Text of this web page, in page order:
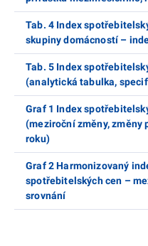
Tab. 4 Index
skupiny domácností –
Tab. 5 Index
(analytická tabulka,
Graf 1 Index
(meziroční změny, změny
roku)
Graf 2 Harmonizovaný
spotřebitelských cen –
srovnání